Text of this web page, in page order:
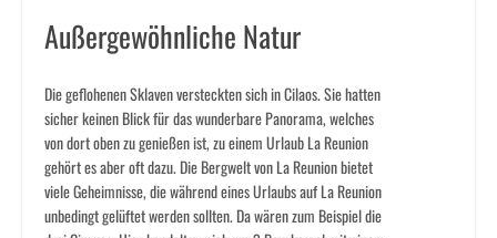
Außergewöhnliche Natur
Die geflohenen Sklaven versteckten sich in Cilaos. Sie hatten
sicher keinen Blick für das wunderbare Panorama, welches
von dort oben zu genießen ist, zu einem Urlaub La Reunion
gehört es aber oft dazu. Die Bergwelt von La Reunion bietet
viele Geheimnisse, die während eines Urlaubs auf La Reunion
unbedingt gelüftet werden sollten. Da wären zum Beispiel die